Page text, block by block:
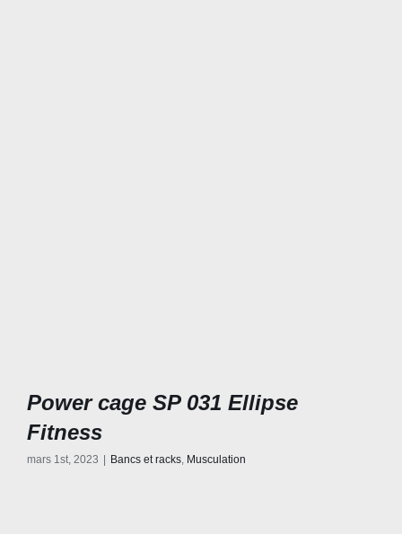
Power cage SP 031 Ellipse
Fitness
mars 1st, 2023 Bancs et racks, Musculation